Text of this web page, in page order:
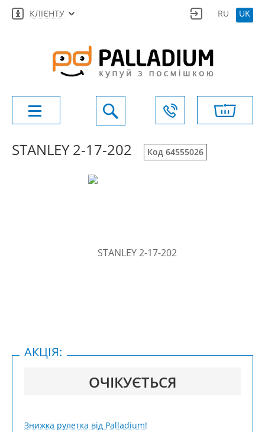
КЛІЄНТУ RU UK
STANLEY 2-17-202 Код 64555026
ОЧІКУЄТЬСЯ
АКЦІЯ:
Знижка рулетка від Palladium!